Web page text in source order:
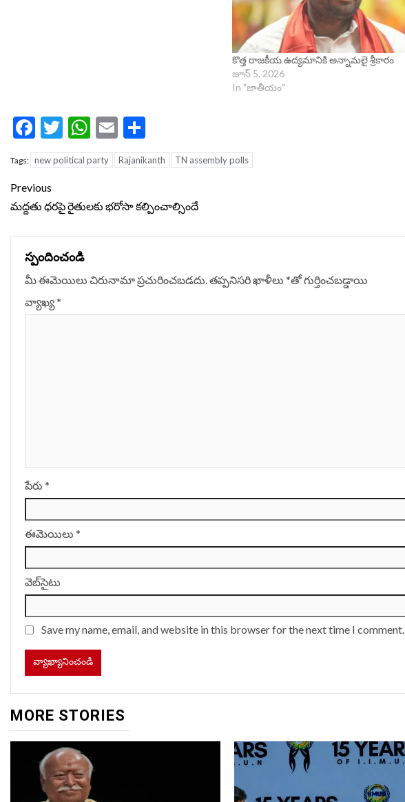
కొత్త రాజకీయ ఉద్యమానికి అన్నామలై శ్రీకారం
జూన్ 5, 2026
In "జాతీయం"
Facebook
Twitter
WhatsApp
Email
Tags: new political party Rajanikanth TN assembly polls
Continue
Reading
Previous
మద్దతు ధరపై రైతులకు భరోసా కల్పించాల్సిందే
స్పందించండి
మీ ఈమెయిలు చిరునామా ప్రచురించబడదు.తప్పనిసరి ఖాళీలు *‌తో గుర్తించబడ్డాయి
వ్యాఖ్య*
పేరు *
ఈమెయిలు *
వెబ్‌సైటు
Save my name, email, and website in this browser for the next time I comment.
MORE STORIES